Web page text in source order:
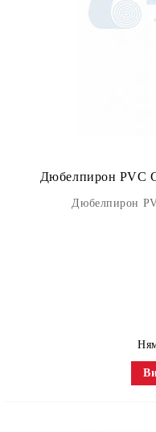
Дюбелпирон PVC
Дюбелпирон